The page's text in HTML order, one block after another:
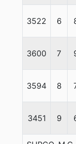
3522 6
3600 7
3594 8
3451 9